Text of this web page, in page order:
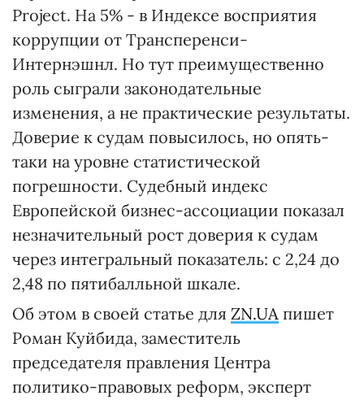
Project. На 5% - в Индексе восприятия
коррупции от Трансперенси-
Интернэшнл. Но тут преимущественно
роль сыграли законодательные
изменения, а не практические результаты.
Доверие к судам повысилось, но опять-
таки на уровне статистической
погрешности. Судебный индекс
Европейской бизнес-ассоциации показал
незначительный рост доверия к судам
через интегральный показатель: с 2,24 до
2,48 по пятибалльной шкале.
Об этом в своей статье для ZN.UA пишет
Роман Куйбида, заместитель
председателя правления Центра
политико-правовых реформ, эксперт